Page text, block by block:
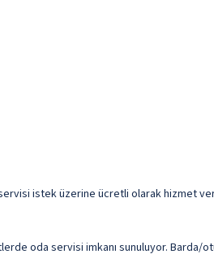
istek üzerine ücretli olarak hizmet
oda servisi imkanı sunuluyor. Barda/